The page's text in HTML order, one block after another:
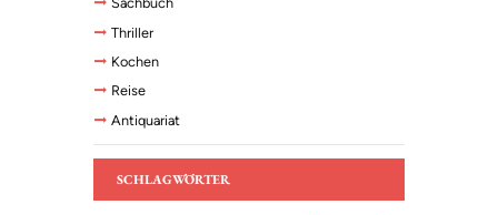
Thriller
Kochen
Reise
Antiquariat
SCHLAGWÖRTER